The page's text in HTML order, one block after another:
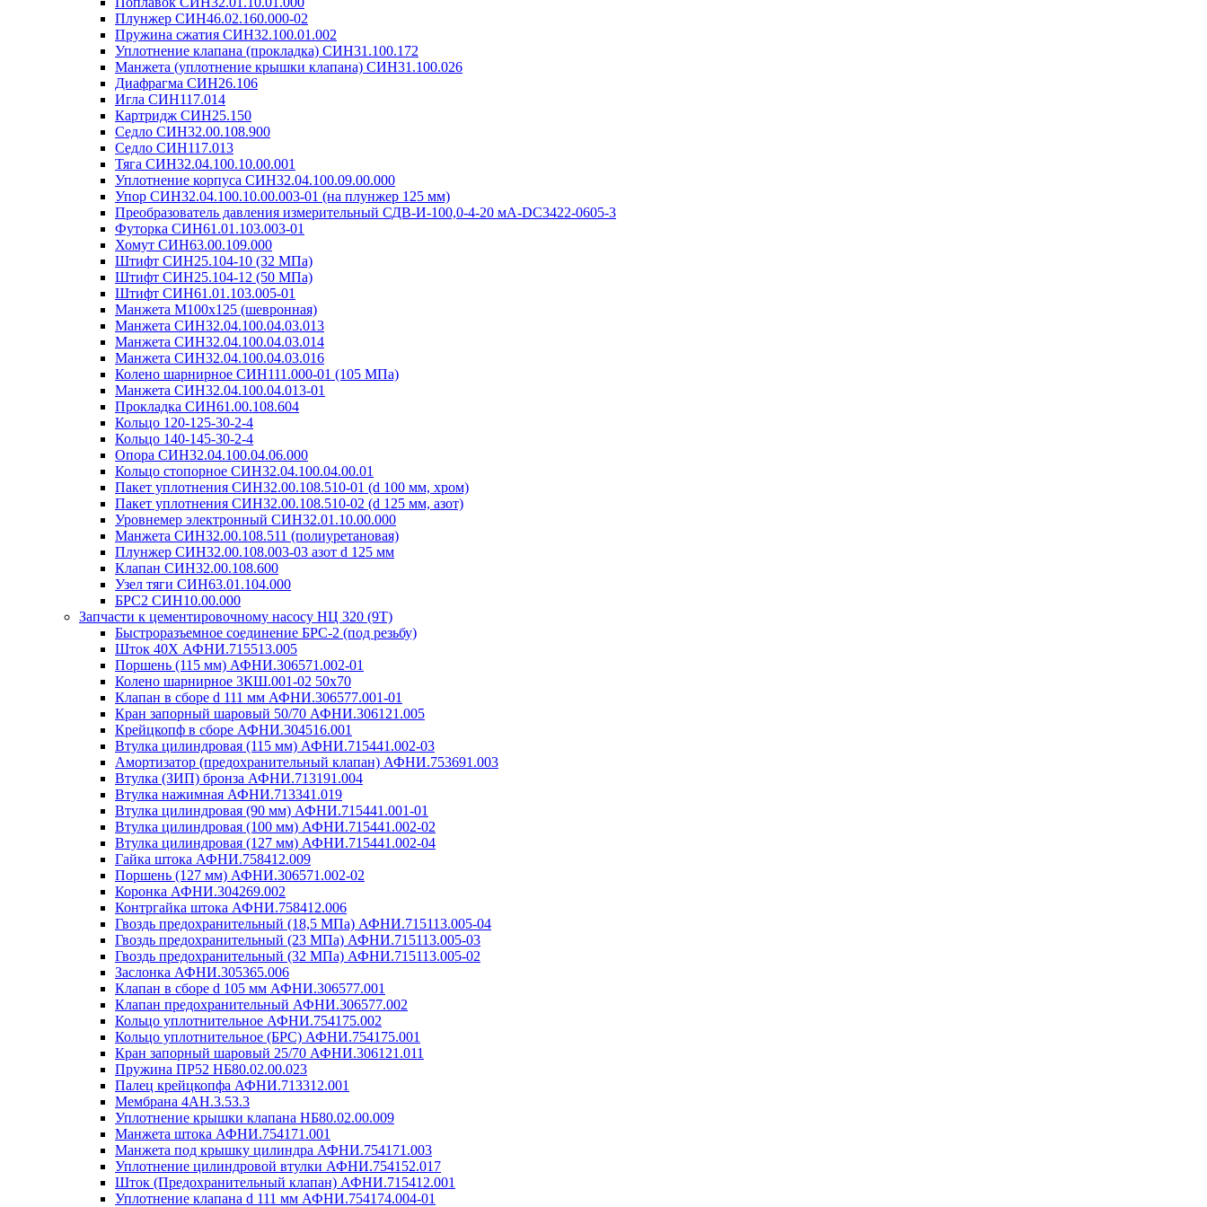
Плунжер СИН46.02.160.000-02
Пружина сжатия СИН32.100.01.002
Уплотнение клапана (прокладка) СИН31.100.172
Манжета (уплотнение крышки клапана) СИН31.100.026
Диафрагма СИН26.106
Игла СИН117.014
Картридж СИН25.150
Седло СИН32.00.108.900
Седло СИН117.013
Тяга СИН32.04.100.10.00.001
Уплотнение корпуса СИН32.04.100.09.00.000
Упор СИН32.04.100.10.00.003-01 (на плунжер 125 мм)
Преобразователь давления измерительный СДВ-И-100,0-4-20 мА-DC3422-0605-3
Футорка СИН61.01.103.003-01
Хомут СИН63.00.109.000
Штифт СИН25.104-10 (32 МПа)
Штифт СИН25.104-12 (50 МПа)
Штифт СИН61.01.103.005-01
Манжета М100х125 (шевронная)
Манжета СИН32.04.100.04.03.013
Манжета СИН32.04.100.04.03.014
Манжета СИН32.04.100.04.03.016
Колено шарнирное СИН111.000-01 (105 МПа)
Манжета СИН32.04.100.04.013-01
Прокладка СИН61.00.108.604
Кольцо 120-125-30-2-4
Кольцо 140-145-30-2-4
Опора СИН32.04.100.04.06.000
Кольцо стопорное СИН32.04.100.04.00.01
Пакет уплотнения СИН32.00.108.510-01 (d 100 мм, хром)
Пакет уплотнения СИН32.00.108.510-02 (d 125 мм, азот)
Уровнемер электронный СИН32.01.10.00.000
Манжета СИН32.00.108.511 (полиуретановая)
Плунжер СИН32.00.108.003-03 азот d 125 мм
Клапан СИН32.00.108.600
Узел тяги СИН63.01.104.000
БРС2 СИН10.00.000
Запчасти к цементировочному насосу НЦ 320 (9Т)
Быстроразъемное соединение БРС-2 (под резьбу)
Шток 40Х АФНИ.715513.005
Поршень (115 мм) АФНИ.306571.002-01
Колено шарнирное 3КШ.001-02 50х70
Клапан в сборе d 111 мм АФНИ.306577.001-01
Кран запорный шаровый 50/70 АФНИ.306121.005
Крейцкопф в сборе АФНИ.304516.001
Втулка цилиндровая (115 мм) АФНИ.715441.002-03
Амортизатор (предохранительный клапан) АФНИ.753691.003
Втулка (ЗИП) бронза АФНИ.713191.004
Втулка нажимная АФНИ.713341.019
Втулка цилиндровая (90 мм) АФНИ.715441.001-01
Втулка цилиндровая (100 мм) АФНИ.715441.002-02
Втулка цилиндровая (127 мм) АФНИ.715441.002-04
Гайка штока АФНИ.758412.009
Поршень (127 мм) АФНИ.306571.002-02
Коронка АФНИ.304269.002
Контргайка штока АФНИ.758412.006
Гвоздь предохранительный (18,5 МПа) АФНИ.715113.005-04
Гвоздь предохранительный (23 МПа) АФНИ.715113.005-03
Гвоздь предохранительный (32 МПа) АФНИ.715113.005-02
Заслонка АФНИ.305365.006
Клапан в сборе d 105 мм АФНИ.306577.001
Клапан предохранительный АФНИ.306577.002
Кольцо уплотнительное АФНИ.754175.002
Кольцо уплотнительное (БРС) АФНИ.754175.001
Кран запорный шаровый 25/70 АФНИ.306121.011
Пружина ПР52 НБ80.02.00.023
Палец крейцкопфа АФНИ.713312.001
Мембрана 4АН.3.53.3
Уплотнение крышки клапана НБ80.02.00.009
Манжета штока АФНИ.754171.001
Манжета под крышку цилиндра АФНИ.754171.003
Уплотнение цилиндровой втулки АФНИ.754152.017
Шток (Предохранительный клапан) АФНИ.715412.001
Уплотнение клапана d 111 мм АФНИ.754174.004-01